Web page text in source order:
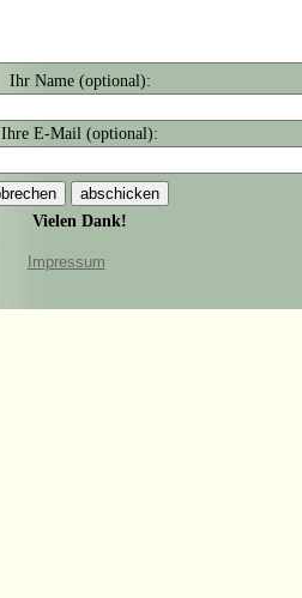
Ihr Name (optional):
Ihre E-Mail (optional):
Vielen Dank!
Impressum